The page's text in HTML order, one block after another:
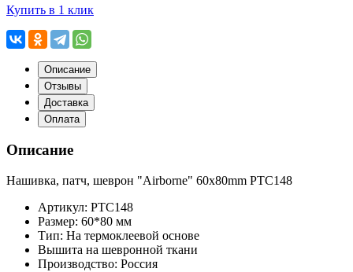
Купить в 1 клик
Описание
Отзывы
Доставка
Оплата
Описание
Нашивка, патч, шеврон "Airborne" 60x80mm PTC148
Артикул: PTC148
Размер: 60*80 мм
Тип: На термоклеевой основе
Вышита на шевронной ткани
Производство: Россия